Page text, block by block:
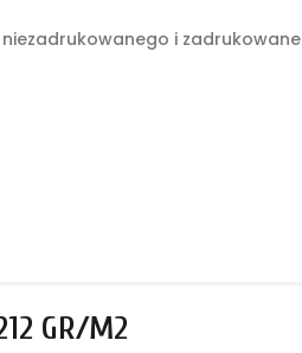
i
GR/M2